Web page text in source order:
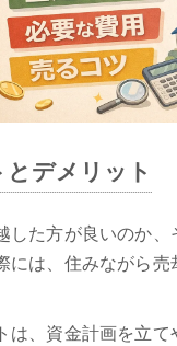
デメリット
した方が良いのか
には、住みながら
、資金計画を立